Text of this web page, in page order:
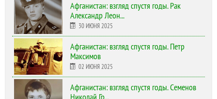
Афганистан: взгляд спустя годы. Рак
Александр Леон...
30 ИЮНЯ 2025
Афганистан: взгляд спустя годы. Петр
Максимов
02 ИЮНЯ 2025
Афганистан: взгляд спустя годы. Семенов